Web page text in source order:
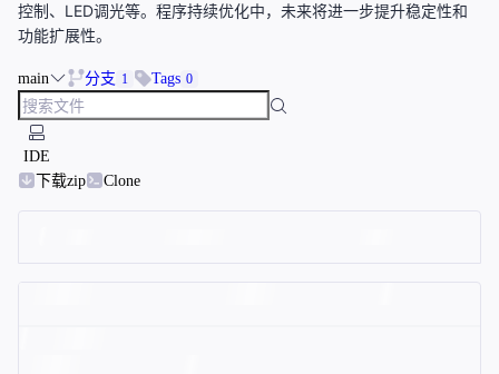
控制、LED调光等。程序持续优化中，未来将进一步提升稳定性和
功能扩展性。
main 分支 1 Tags 0
IDE
下载zip
Clone